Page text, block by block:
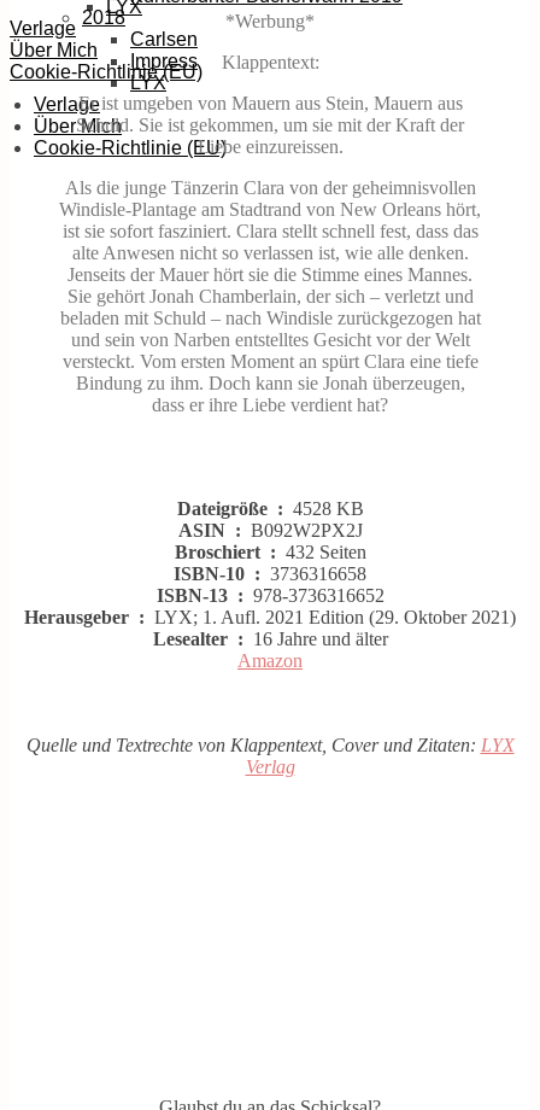
LYX
Verlage
Über Mich
Cookie-Richtlinie (EU)
2018
Carlsen
Impress
LYX
Verlage
Über Mich
Cookie-Richtlinie (EU)
*Werbung*
Klappentext:
Er ist umgeben von Mauern aus Stein, Mauern aus
Schuld. Sie ist gekommen, um sie mit der Kraft der
Liebe einzureissen.
Als die junge Tänzerin Clara von der geheimnisvollen
Windisle-Plantage am Stadtrand von New Orleans hört,
ist sie sofort fasziniert. Clara stellt schnell fest, dass das
alte Anwesen nicht so verlassen ist, wie alle denken.
Jenseits der Mauer hört sie die Stimme eines Mannes.
Sie gehört Jonah Chamberlain, der sich – verletzt und
beladen mit Schuld – nach Windisle zurückgezogen hat
und sein von Narben entstelltes Gesicht vor der Welt
versteckt. Vom ersten Moment an spürt Clara eine tiefe
Bindung zu ihm. Doch kann sie Jonah überzeugen,
dass er ihre Liebe verdient hat?
Dateigröße ‏ : ‎ 4528 KB
ASIN ‏ : ‎ B092W2PX2J
Broschiert ‏ : ‎ 432 Seiten
ISBN-10 ‏ : ‎ 3736316658
ISBN-13 ‏ : ‎ 978-3736316652
Herausgeber ‏ : ‎ LYX; 1. Aufl. 2021 Edition (29. Oktober 2021)
Lesealter ‏ : ‎ 16 Jahre und älter
Amazon
Quelle und Textrechte von Klappentext, Cover und Zitaten: LYX
Verlag